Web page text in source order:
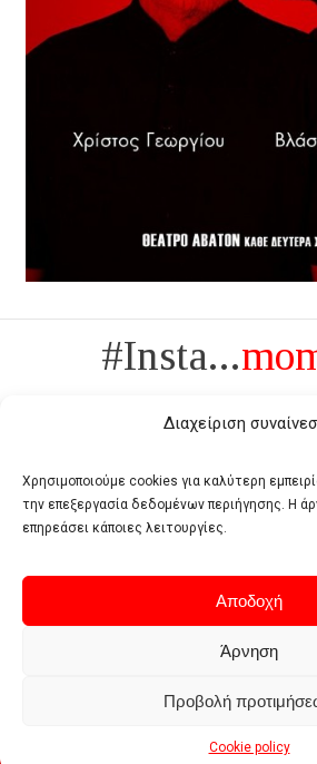
Διαχείριση
Χρησιμοποιούμε cookies για καλύτερη
την επεξεργασία δεδομένων περιήγησης. Η
επηρεάσει κάποιες λειτουργίες.
Αποδοχή
Άρνηση
Προβολή
Cookie policy
#Insta...
Πολυτέλεια δεν είναι το αντίθετο της
Terms of use Privacy policy
© 2026 - Deluxe. All Rights